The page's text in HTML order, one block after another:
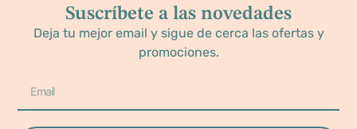
Suscríbete a las novedades
Deja tu mejor email y sigue de cerca las ofertas y
promociones.